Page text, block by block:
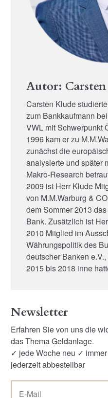
Autor:
Carsten Klude
zum Bankkaufmann
VWL mit Schwerpunkt
1996 kam er zu
zunächst die
analysierte und später
Makro-Research
2009 ist Herr Klude
von M.M.Warburg &
dem Sommer 2013
Bank. Zusätzlich ist
2010 Mitglied im
Währungspolitik des
deutscher Banken
2015 bis 2018 inne
Newsletter
Erfahren Sie von uns die
das Thema Geldanlage.
✓ jede Woche neu ✓
jederzeit abbestellbar